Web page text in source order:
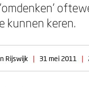
kunnen keren.
Rijswijk | 31 mei 2011 |